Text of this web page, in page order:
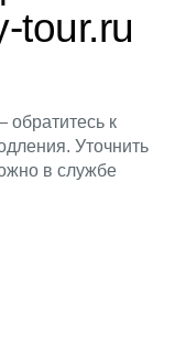
tour.ru
обратитесь к
Уточнить
в службе